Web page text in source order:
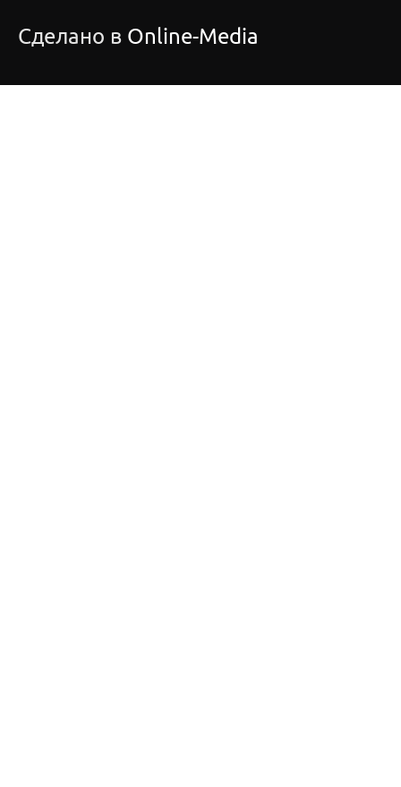
Сделано в Online-Media